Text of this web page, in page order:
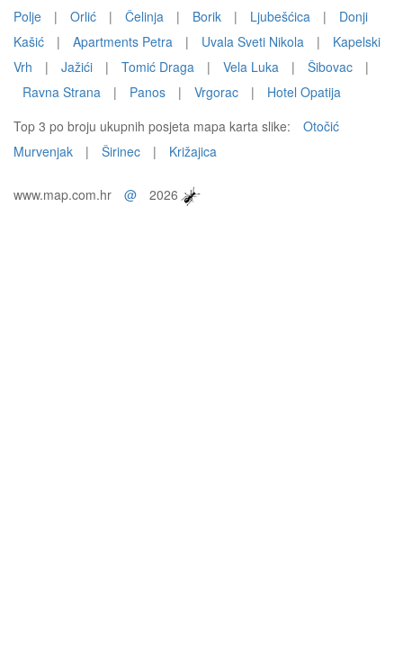
Polje
| Orlić | Čelinja | Borik | Ljubešćica |
Donji
Kašić
| Apartments Petra | Uvala Sveti Nikola |
Kapelski
Vrh
| Jažići | Tomić Draga | Vela Luka | Šibovac
|
Ravna Strana
| Panos | Vrgorac |
Hotel Opatija
Top 3 po broju ukupnih posjeta mapa karta slike:
Otočić
Murvenjak
| Širinec | Križajica
www.map.com.hr @ 2026